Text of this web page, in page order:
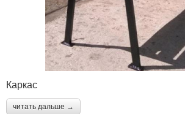
Каркас
читать дальше →